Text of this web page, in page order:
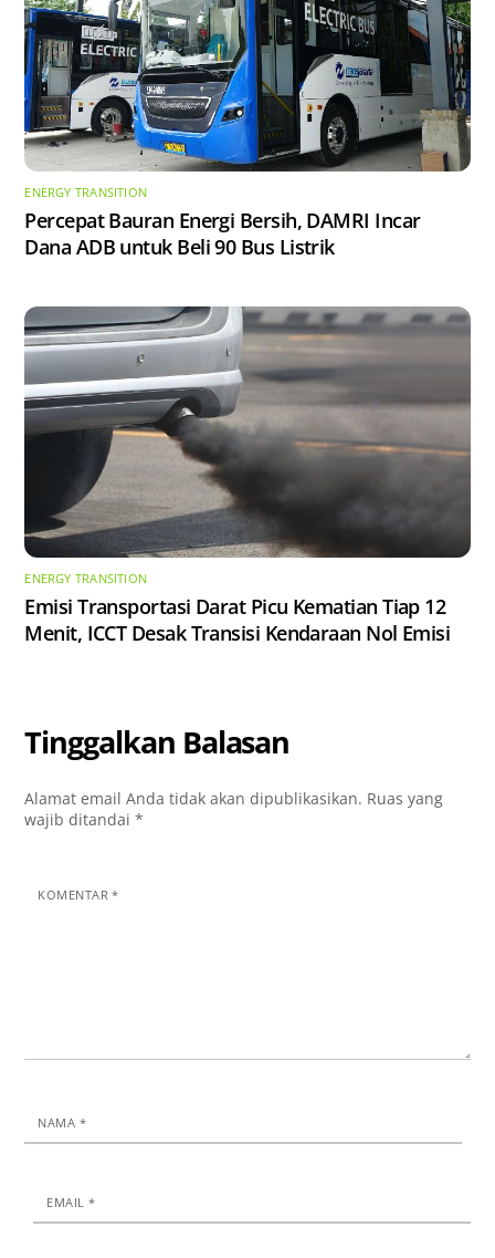
ENERGY TRANSITION
Percepat Bauran Energi Bersih, DAMRI Incar
Dana ADB untuk Beli 90 Bus Listrik
ENERGY TRANSITION
Emisi Transportasi Darat Picu Kematian Tiap 12
Menit, ICCT Desak Transisi Kendaraan Nol Emisi
Tinggalkan Balasan
Alamat email Anda tidak akan dipublikasikan. Ruas yang
wajib ditandai*
KOMENTAR*
NAMA *
EMAIL*